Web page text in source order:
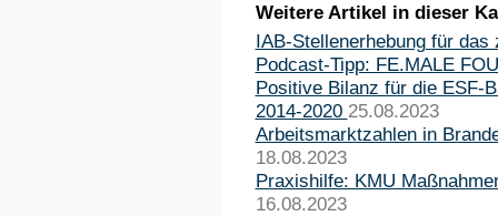
Weitere Artikel in dieser
IAB-Stellenerhebung für das
Podcast-Tipp: FE.MALE
Positive Bilanz für die ESF-
2014-2020 25.08.2023
Arbeitsmarktzahlen in
18.08.2023
Praxishilfe: KMU
16.08.2023